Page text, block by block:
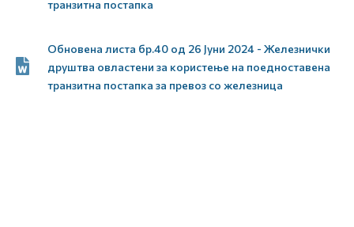
транзитна постапка
Обновена листа бр.40 од 26 Јуни 2024 - Железнички
друштва овластени за користење на поедноставена
транзитна постапка за превоз со железница